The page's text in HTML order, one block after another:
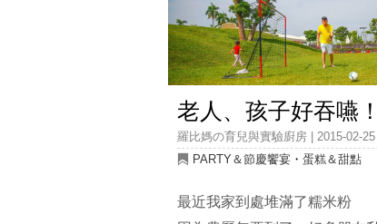
老人、孩子好吞嚥
羅比媽の育兒與實驗廚房 | 2015-02-25
PARTY＆節慶饗宴 ・ 蛋糕＆甜點
最近我家到處堆滿了糯米粉